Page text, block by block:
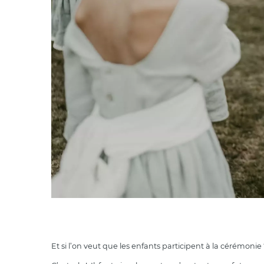
Et si l’on veut que les enfants participent à la cérémonie